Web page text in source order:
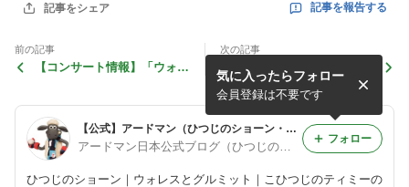
記事をシェア 記事を報告する
前の記事
【コンサート情報】「ウォレ
次の記事
絵本『ひつじのショーンをさ
がせ！ ショーンが日本にや
ってきたDX』、発売中！
【公式】アードマン（ひつじのショーン・ウォレスとグルミット・こひつじのティミー）のブログ
アードマン日本公式ブログ（ひつじのショーン）
ひつじのショーン｜ウォレスとグルミット｜こひつじのティミーの
気に入ったらフォロー
会員登録は不要です
フォロー